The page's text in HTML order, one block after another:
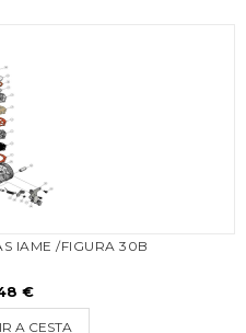
IAME /FIGURA 30B
€
A CESTA